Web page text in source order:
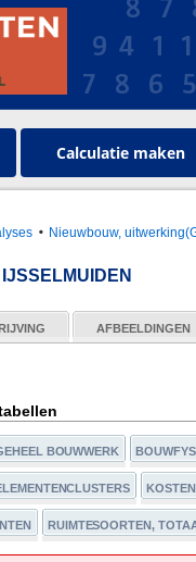
Calculatie maken
Nieuwbouw,
AFBEELDINGEN
BOUWWERK
RUIMTESOORTEN,